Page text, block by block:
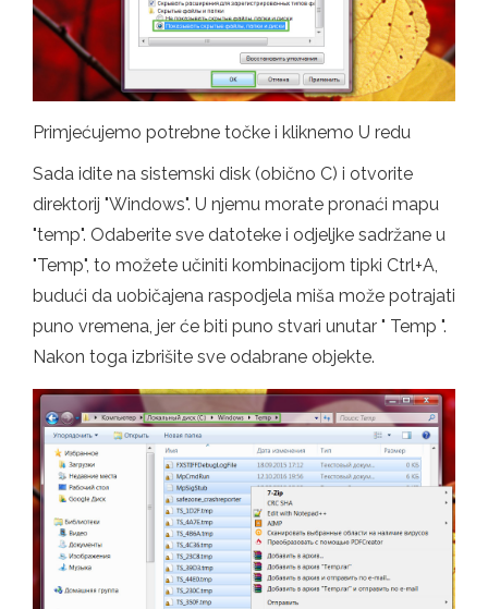
Primjećujemo potrebne točke i kliknemo U redu
Sada idite na sistemski disk (obično C) i otvorite
direktorij "Windows". U njemu morate pronaći mapu
"temp". Odaberite sve datoteke i odjeljke sadržane u
"Temp", to možete učiniti kombinacijom tipki Ctrl+A,
budući da uobičajena raspodjela miša može potrajati
puno vremena, jer će biti puno stvari unutar " Temp ".
Nakon toga izbrišite sve odabrane objekte.